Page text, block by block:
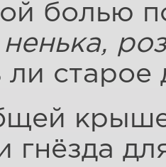
болью
ли старое
гнёзда